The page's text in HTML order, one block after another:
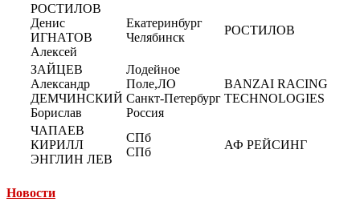
РОСТИЛОВ
Денис
ИГНАТОВ
Алексей
Екатеринбург
Челябинск
РОСТИЛОВ
ЗАЙЦЕВ
Александр
ДЕМЧИНСКИЙ
Борислав
Лодейное
Поле,ЛО
Санкт-Петербург
Россия
BANZAI RACING
TECHNOLOGIES
ЧАПАЕВ
КИРИЛЛ
ЭНГЛИН ЛЕВ
СПб
СПб
АФ РЕЙСИНГ
Новости